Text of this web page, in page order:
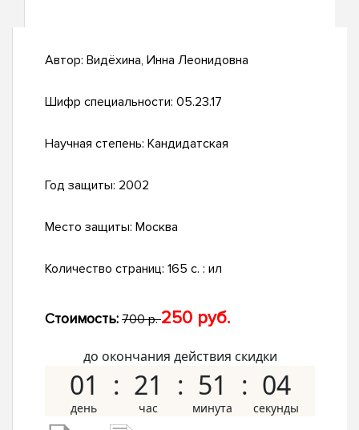
Автор: Видёхина, Инна Леонидовна
Шифр специальности: 05.23.17
Научная степень: Кандидатская
Год защиты: 2002
Место защиты: Москва
Количество страниц: 165 с. : ил
Стоимость: 700 р.250 руб.
до окончания действия скидки
01 21 51 03